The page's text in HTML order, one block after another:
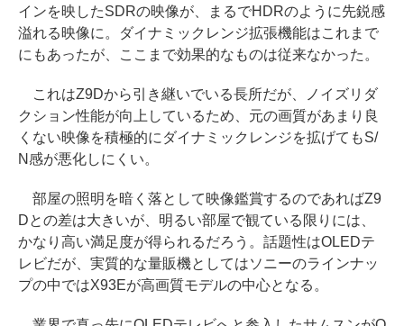
インを映したSDRの映像が、まるでHDRのように先鋭感
溢れる映像に。ダイナミックレンジ拡張機能はこれまで
にもあったが、ここまで効果的なものは従来なかった。
これはZ9Dから引き継いでいる長所だが、ノイズリダ
クション性能が向上しているため、元の画質があまり良
くない映像を積極的にダイナミックレンジを拡げてもS/
N感が悪化しにくい。
部屋の照明を暗く落として映像鑑賞するのであればZ9
Dとの差は大きいが、明るい部屋で観ている限りには、
かなり高い満足度が得られるだろう。話題性はOLEDテ
レビだが、実質的な量販機としてはソニーのラインナッ
プの中ではX93Eが高画質モデルの中心となる。